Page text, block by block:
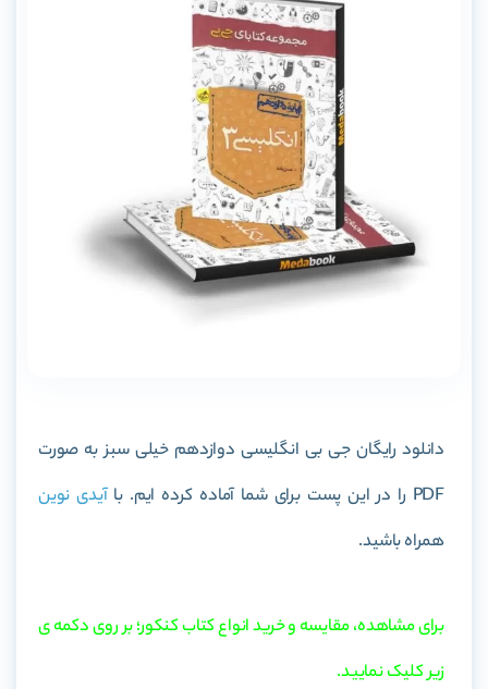
دانلود رایگان جی بی انگلیسی دوازدهم خیلی سبزبه صورت
PDF را در این پست برای شما آماده کرده ایم. با
آیدی نوین
همراه باشید.
برای مشاهده، مقایسه و خرید انواع کتاب کنکور؛ بر روی دکمه ی
زیر کلیک نمایید.